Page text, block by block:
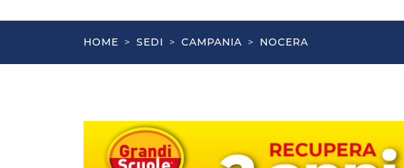
HOME > SEDI > CAMPANIA > NOCERA